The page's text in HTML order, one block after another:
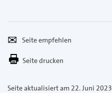
empfehlen
Per
E-
versenden
Seite drucken
Seite aktualisiert am 22. Juni 2023